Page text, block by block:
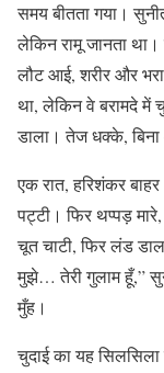
समय बीतता गया।
लेकिन रामू जानता था।
लौट आई, शरीर और
था, लेकिन वे बरामदे में
डाला। तेज धक्के,
एक रात, हरिशंकर
पट्टी। फिर थप्पड़
चूत चाटी, फिर लंड
मुझे… तेरी गुलाम हूँ,”
मुँह।
चुदाई का यह